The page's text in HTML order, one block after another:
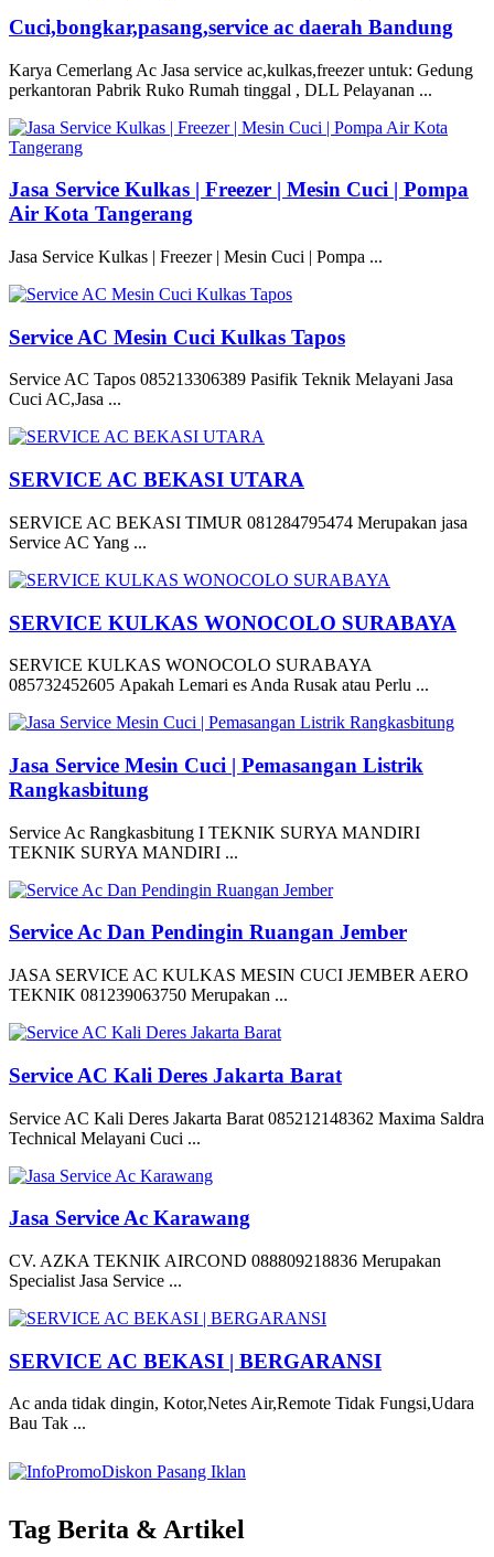
Cuci,bongkar,pasang,service ac daerah Bandung
Karya Cemerlang Ac Jasa service ac,kulkas,freezer untuk: Gedung
perkantoran Pabrik Ruko Rumah tinggal , DLL Pelayanan ...
Jasa Service Kulkas | Freezer | Mesin Cuci | Pompa
Air Kota Tangerang
Jasa Service Kulkas | Freezer | Mesin Cuci | Pompa ...
Service AC Mesin Cuci Kulkas Tapos
Service AC Tapos 085213306389 Pasifik Teknik Melayani Jasa
Cuci AC,Jasa ...
SERVICE AC BEKASI UTARA
SERVICE AC BEKASI TIMUR 081284795474 Merupakan jasa
Service AC Yang ...
SERVICE KULKAS WONOCOLO SURABAYA
SERVICE KULKAS WONOCOLO SURABAYA
085732452605 Apakah Lemari es Anda Rusak atau Perlu ...
Jasa Service Mesin Cuci | Pemasangan Listrik
Rangkasbitung
Service Ac Rangkasbitung I TEKNIK SURYA MANDIRI
TEKNIK SURYA MANDIRI ...
Service Ac Dan Pendingin Ruangan Jember
JASA SERVICE AC KULKAS MESIN CUCI JEMBER AERO
TEKNIK 081239063750 Merupakan ...
Service AC Kali Deres Jakarta Barat
Service AC Kali Deres Jakarta Barat 085212148362 Maxima Saldra
Technical Melayani Cuci ...
Jasa Service Ac Karawang
CV. AZKA TEKNIK AIRCOND 088809218836 Merupakan
Specialist Jasa Service ...
SERVICE AC BEKASI | BERGARANSI
Ac anda tidak dingin, Kotor,Netes Air,Remote Tidak Fungsi,Udara
Bau Tak ...
Tag Berita & Artikel